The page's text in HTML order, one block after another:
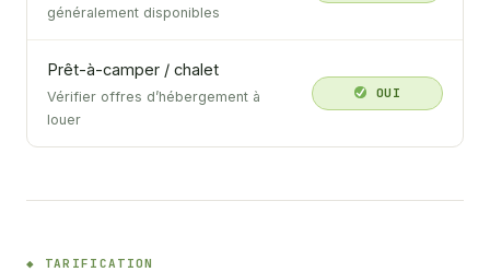
généralement disponibles
Prêt-à-camper / chalet
Vérifier offres d’hébergement à
louer
OUI
TARIFICATION